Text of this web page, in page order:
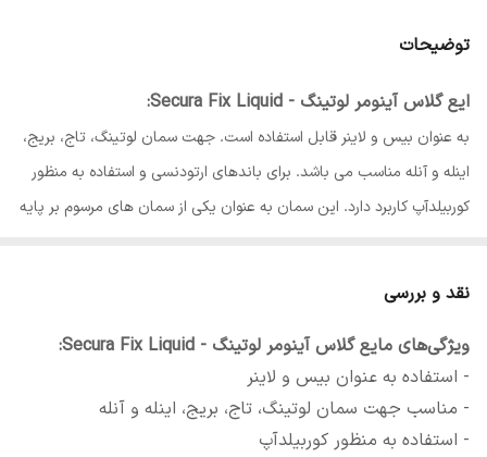
توضیحات
ایع گلاس آینومر لوتینگ - Secura Fix Liquid:
به عنوان بیس و لاینر قابل استفاده است. جهت سمان لوتینگ، تاج، بریج،
اینله و آنله مناسب می باشد. برای باندهای ارتودنسی و استفاده به منظور
کوربیلدآپ کاربرد دارد. این سمان به عنوان یکی از سمان های مرسوم بر پایه
نهایی به دست آید. این سمان در کنار ویژگی های ذاتی چسبندگی از طریق
اتصال شیمیایی به ساختار دندان، قادر به آزادسازی یون فلوراید نیز می
باشد که از دندان در برابر پوسیدگی مکرر محافظت می کند. حلالیت بسیار
کم و مقاومت فشاری بالا از دیگر خصوصیات این سمان است.
نقد و بررسی
ویژگی‌های مایع گلاس آینومر لوتینگ - Secura Fix Liquid:
- استفاده به عنوان بیس و لاینر
- مناسب جهت سمان لوتینگ، تاج، بریج، اینله و آنله
- استفاده به منظور کوربیلدآپ